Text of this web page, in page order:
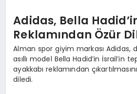
Adidas, Bella
Reklamından Özür
Alman spor giyim markası Adidas,
asıllı model Bella Hadid’in İsrail’in
ayakkabı reklamından
diledi.